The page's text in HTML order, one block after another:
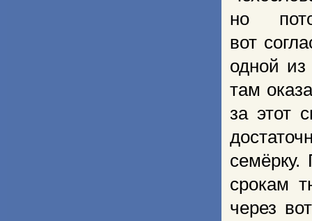
но
вот
одной из
там
за этот
семёрку.
срокам
через